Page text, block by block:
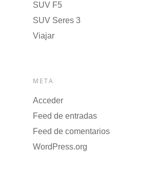
SUV F5
SUV Seres 3
Viajar
META
Acceder
Feed de entradas
Feed de comentarios
WordPress.org